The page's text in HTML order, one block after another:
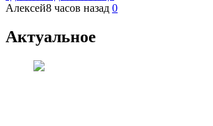
Алексей8 часов назад 0
Актуальное